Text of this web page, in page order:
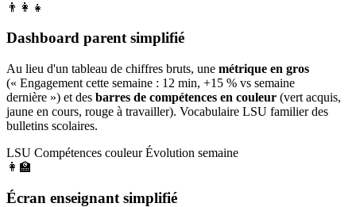
👨‍👩‍👧
Dashboard parent simplifié
Au lieu d'un tableau de chiffres bruts, une métrique en gros
(« Engagement cette semaine : 12 min, +15 % vs semaine
dernière ») et des barres de compétences en couleur (vert acquis,
jaune en cours, rouge à travailler). Vocabulaire LSU familier des
bulletins scolaires.
LSU Compétences couleur Évolution semaine
👩‍🏫
Écran enseignant simplifié